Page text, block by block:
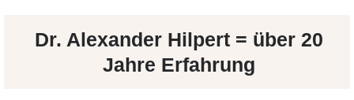
Dr. Alexander Hilpert = über 20
Jahre Erfahrung